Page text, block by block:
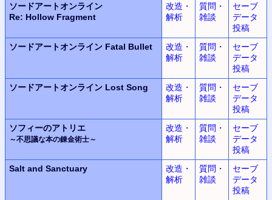
ソードアートオンライン
Re: Hollow Fragment
改造・
解析
質問・
雑談
セーブ
データ
投稿
ソードアートオンライン Fatal Bullet
改造・
解析
質問・
雑談
セーブ
データ
投稿
ソードアートオンライン Lost Song
改造・
解析
質問・
雑談
セーブ
データ
投稿
ソフィーのアトリエ
～不思議な本の錬金術士～
改造・
解析
質問・
雑談
セーブ
データ
投稿
Salt and Sanctuary
改造・
解析
質問・
雑談
セーブ
データ
投稿